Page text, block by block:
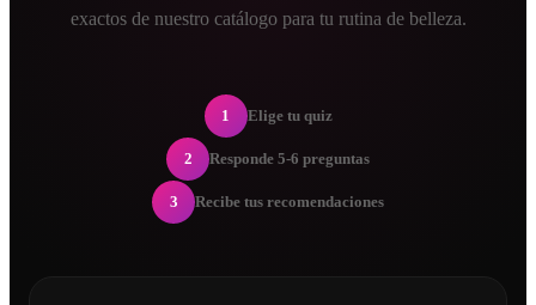
exactos de nuestro catálogo para tu rutina de belleza.
1 Elige tu quiz
2 Responde 5-6 preguntas
3 Recibe tus recomendaciones